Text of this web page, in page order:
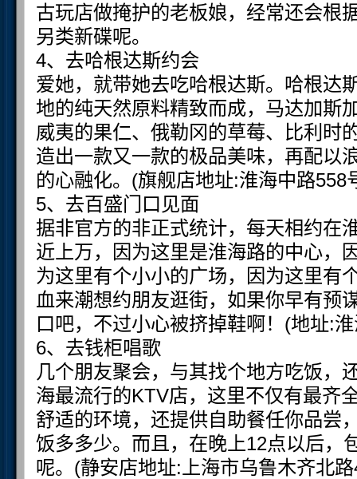
古玩店做掩护的老板娘，经常还会根
另类新碟呢。
4、去哈根达斯约会
爱她，就带她去吃哈根达斯。哈根达
地的纯天然原料精致而成，马达加斯
威夷的果仁、俄勒冈的草莓、比利
造出一款又一款的极品美味，再配以
的心融化。(旗舰店地址:淮海中路558
5、去百盛门口见面
据非官方的非正式统计，每天相约在
近上万，因为这里是淮海路的中心，
为这里有个小小的广场，因为这里有
血来潮想约朋友逛街，如果你早有预
口吧，不过小心被挤掉鞋啊！(地址:
6、去钱柜唱歌
几个朋友聚会，与其找个地方吃饭，
海最流行的KTV店，这里不仅有最齐
舒适的环境，还提供自助餐任你品尝
饭多多少。而且，在晚上12点以后，
呢。(静安店地址:上海市乌鲁木齐北